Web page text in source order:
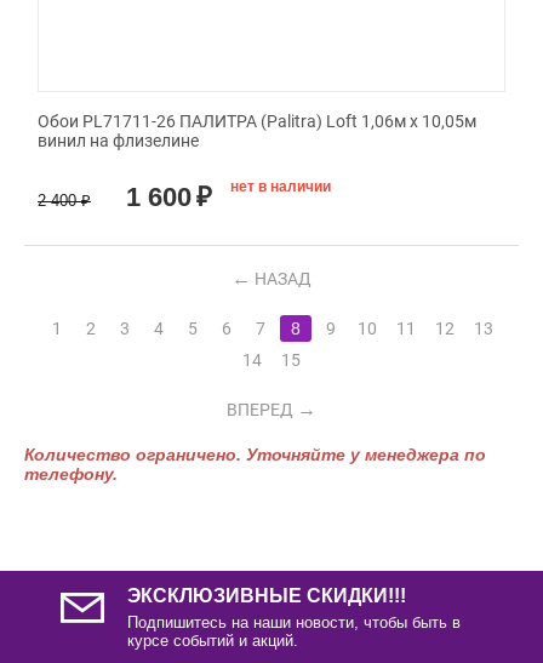
Обои PL71711-26 ПАЛИТРА (Palitra) Loft 1,06м х 10,05м
винил на флизелине
2 400 ₽ 1 600₽ нет в наличии
НАЗАД
1 2 3 4 5 6 7 8 9 10 11 12
13
14
15
ВПЕРЕД
Количество ограничено. Уточняйте у менеджера по
телефону.
ЭКСКЛЮЗИВНЫЕ СКИДКИ!!!
Подпишитесь на наши новости, чтобы быть в
курсе событий и акций.